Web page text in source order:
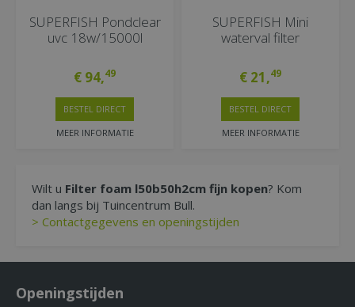
SUPERFISH Pondclear
uvc 18w/15000l
€ 94,49
MEER INFORMATIE
BESTEL DIRECT
SUPERFISH Mini
waterval filter
€ 21,49
MEER INFORMATIE
BESTEL DIRECT
Wilt u Filter foam l50b50h2cm fijn kopen? Kom
dan langs bij Tuincentrum Bull.
> Contactgegevens en openingstijden
Openingstijden